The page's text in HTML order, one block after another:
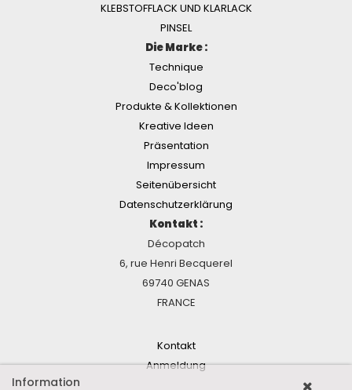
KLEBSTOFFLACK UND KLARLACK
PINSEL
Die Marke :
Technique
Deco'blog
Produkte & Kollektionen
Kreative Ideen
Präsentation
Impressum
Seitenübersicht
Datenschutzerklärung
Kontakt :
Décopatch
6, rue Henri Becquerel
69740 GENAS
FRANCE
Kontakt
Anmeldung
Information